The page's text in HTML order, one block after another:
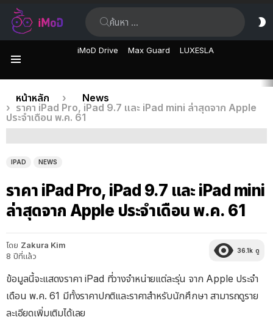
iMoD Drive Max Guard LUXESLA
เรื่อง
ล่าสุด
คุณอยู่ที่นี่:
หน้าหลัก
News
ราคา iPad Pro, iPad 9.7 และ iPad mini ล่าสุดจาก Apple
ประจำเดือน พ.ค. 61
IPAD NEWS
ราคา iPad Pro, iPad 9.7 และ iPad mini
ล่าสุดจาก Apple ประจำเดือน พ.ค. 61
โดย Zakura Kim
8 ปีที่แล้ว
36.1k ดู
ข้อมูลนี้จะแสดงราคา iPad ที่วางจำหน่ายแต่ละรุ่น จาก Apple ประจำ
เดือน พ.ค. 61 มีทั้งราคาปกติและราคาสำหรับนักศึกษา สามารถดูราย
ละเอียดเพิ่มเติมได้เลย